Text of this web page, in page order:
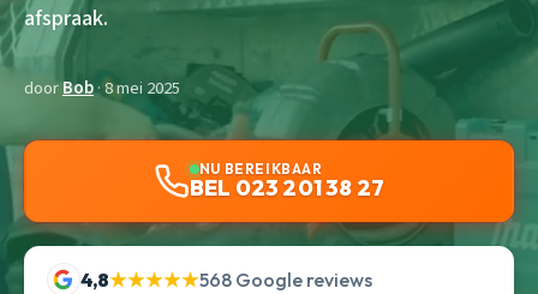
afspraak.
doorBob· 8 mei 2025
NU BEREIKBAAR
BEL 023 201 38 27
4,8★★★★★568 Google reviews